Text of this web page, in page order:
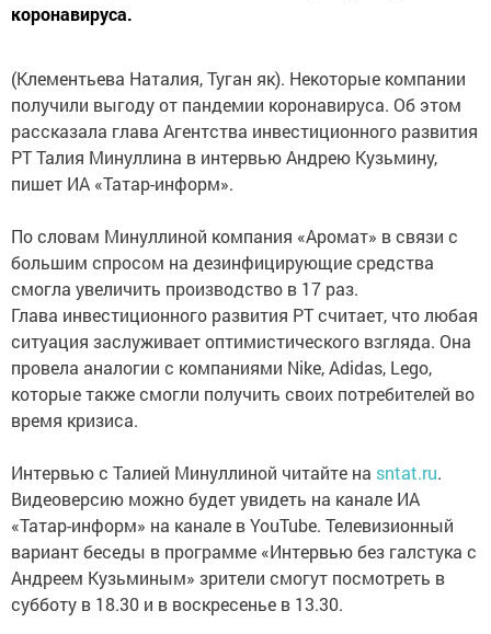
коронавируса.
(Клементьева Наталия, Туган як). Некоторые компании
получили выгоду от пандемии коронавируса. Об этом
рассказала глава Агентства инвестиционного развития
РТ Талия Минуллина в интервью Андрею Кузьмину,
пишет ИА «Татар-информ».
По словам Минуллиной компания «Аромат» в связи с
большим спросом на дезинфицирующие средства
смогла увеличить производство в 17 раз.
Глава инвестиционного развития РТ считает, что любая
ситуация заслуживает оптимистического взгляда. Она
провела аналогии с компаниями Nike, Adidas, Lego,
которые также смогли получить своих потребителей во
время кризиса.
Интервью с Талией Минуллиной читайте на​ sntat.ru.
Видеоверсию можно будет увидеть на канале ИА
«Татар-информ» на канале в YouTube. Телевизионный
вариант беседы в программе «Интервью без галстука с
Андреем Кузьминым» зрители смогут посмотреть в
субботу в 18.30 и в воскресенье в 13.30.